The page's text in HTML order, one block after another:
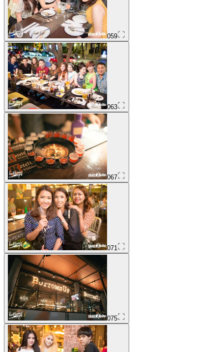
059
063
067
071
075